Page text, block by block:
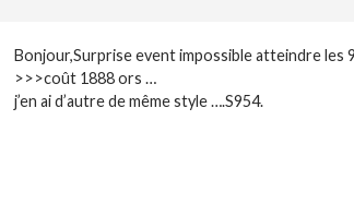
Bonjour,Surprise event impossible atteindre les
>>>coût 1888 ors …
j’en ai d’autre de même style ….S954.